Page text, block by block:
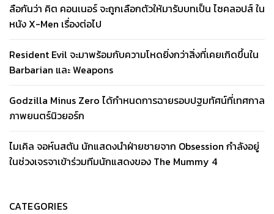
ลือกันว่า คิต คอนเนอร์ จะถูกเลือกตัวให้มารับบทเป็น ไซคลอปส์ ใน
หนัง X-Men เรื่องต่อไป
Resident Evil จะมาพร้อมกับความโหดยิ่งกว่าสิ่งที่เคยเกิดขึ้นใน
Barbarian และ Weapons
Godzilla Minus Zero ได้กำหนดการฉายรอบปฐมทัศน์ที่เทศกาล
ภาพยนตร์นิวยอร์ก
ไมเคิล จอห์นสตัน นักแสดงนำฝ่ายชายจาก Obsession กำลังอยู่
ในช่วงเจรจาเข้าร่วมทีมนักแสดงของ The Mummy 4
CATEGORIES